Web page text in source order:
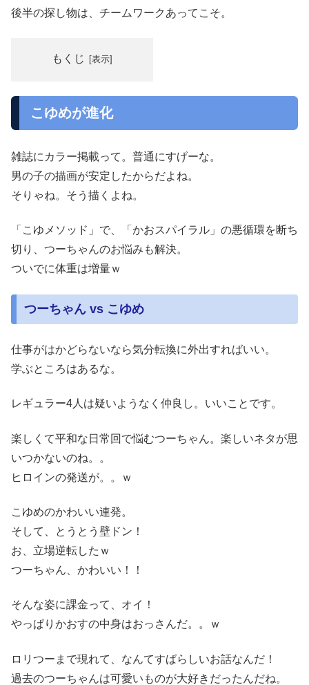
後半の探し物は、チームワークあってこそ。
もくじ
こゆめが進化
雑誌にカラー掲載って。普通にすげーな。
男の子の描画が安定したからだよね。
そりゃね。そう描くよね。
「こゆメソッド」で、「かおスパイラル」の悪循環を断ち
切り、つーちゃんのお悩みも解決。
ついでに体重は増量ｗ
つーちゃん vs こゆめ
仕事がはかどらないなら気分転換に外出すればいい。
学ぶところはあるな。
レギュラー4人は疑いようなく仲良し。いいことです。
楽しくて平和な日常回で悩むつーちゃん。楽しいネタが思
いつかないのね。。
ヒロインの発送が。。ｗ
こゆめのかわいい連発。
そして、とうとう壁ドン！
お、立場逆転したｗ
つーちゃん、かわいい！！
そんな姿に課金って、オイ！
やっぱりかおすの中身はおっさんだ。。ｗ
ロリつーまで現れて、なんてすばらしいお話なんだ！
過去のつーちゃんは可愛いものが大好きだったんだね。